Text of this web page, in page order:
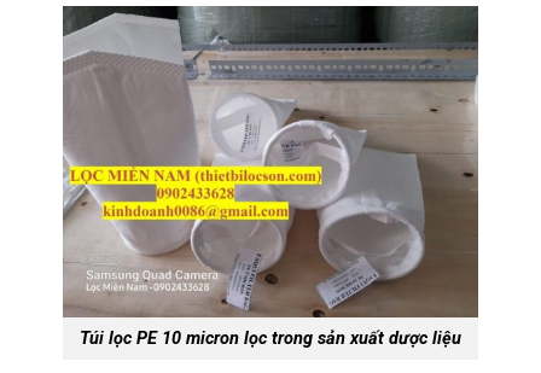
Túi lọc PE 10 micron lọc trong sản xuất dược liệu